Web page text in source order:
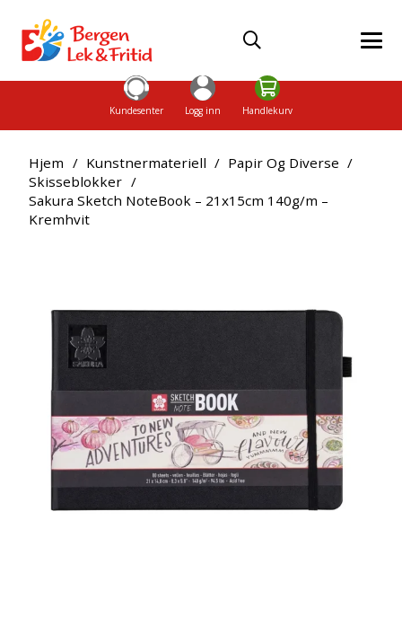
Kundesenter Logg inn Handlekurv
Hjem / Kunstnermateriell / Papir Og Diverse /
Skisseblokker /
Sakura Sketch NoteBook – 21x15cm 140g/m –
Kremhvit